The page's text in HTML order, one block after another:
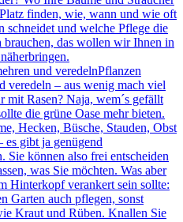
finden, wie, wann und wie oft
schneidet und welche Pflege die
brauchen, das wollen wir Ihnen in
und veredelnPflanzen
veredeln – aus wenig mach viel
mit Rasen? Naja, wem´s gefällt
die grüne Oase mehr bieten.
Hecken, Büsche, Stauden, Obst
es gibt ja genügend
Sie können also frei entscheiden
was Sie möchten. Was aber
Hinterkopf verankert sein sollte:
Garten auch pflegen, sonst
Kraut und Rüben. Knallen Sie